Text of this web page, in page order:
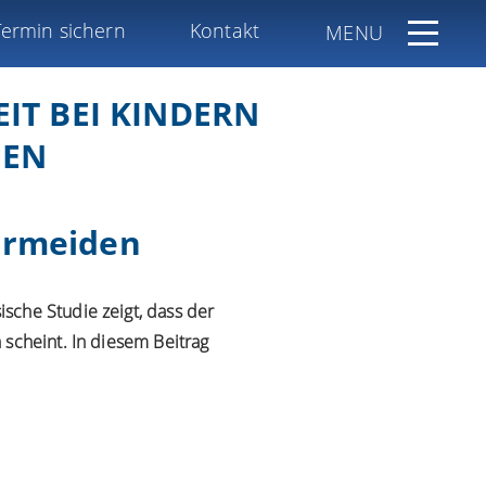
sichern Kontakt MENU
BEI KINDERN
Studie zeigt, dass der
In diesem Beitrag